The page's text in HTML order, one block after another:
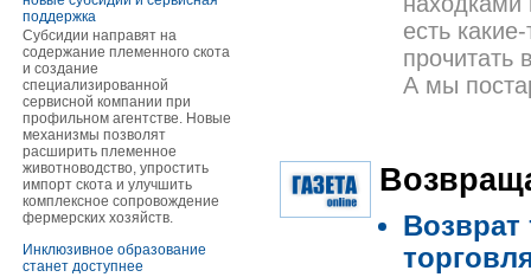
поддержка
Субсидии направят на
содержание племенного скота
и создание
специализированной
сервисной компании при
профильном агентстве. Новые
механизмы позволят
расширить племенное
животноводство, упростить
импорт скота и улучшить
комплексное сопровождение
фермерских хозяйств.
Инклюзивное образование
станет доступнее
есть
прочитать
А мы
Возврат